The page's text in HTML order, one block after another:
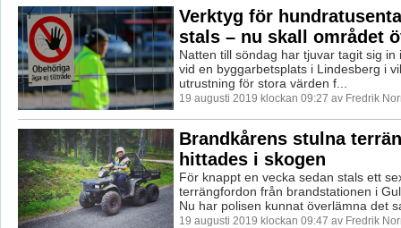
Verktyg för
stals – nu skall området
Natten till söndag har tjuvar tagit sig in
vid en byggarbetsplats i Lindesberg i
utrustning för stora värden f...
19 augusti 2019 klockan 09:27 av Fredrik
Brandkårens stulna
hittades i skogen
För knappt en vecka sedan stals ett
terrängfordon från brandstationen i
Nu har polisen kunnat överlämna det
19 augusti 2019 klockan 09:47 av Fredrik